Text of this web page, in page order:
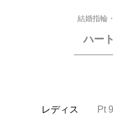
結婚指輪
ハー
レディス Pt